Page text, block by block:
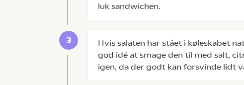
luk sandwichen.
Hvis salaten har stået i køleskabet
god idé at smage den til med salt,
igen, da der godt kan forsvinde lidt